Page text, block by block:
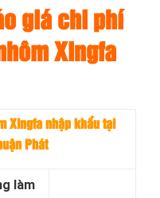
giá chi phí
Xingfa
Xingfa nhập khẩu tại
Phát
làm